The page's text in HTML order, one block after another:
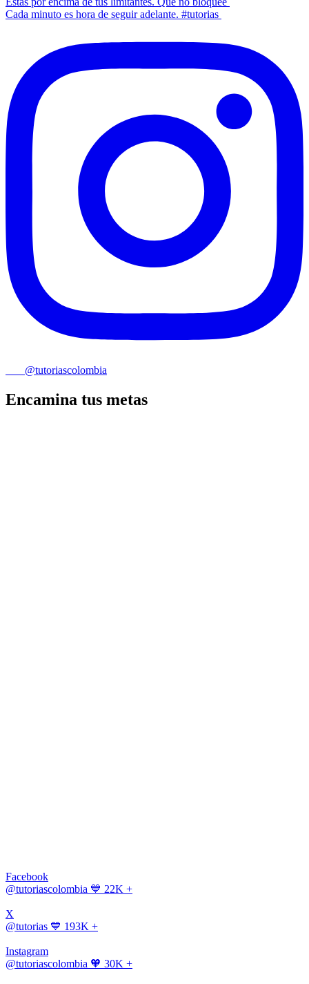
Cada minuto es hora de seguir adelante. #tutorias
@tutoriascolombia
Encamina tus metas
Facebook
@tutoriascolombia 💙 22K +
X
@tutorias 💙 193K +
Instagram
@tutoriascolombia 🧡 30K +